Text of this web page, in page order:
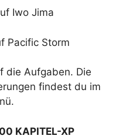
Iwo Jima
Pacific Storm
die Aufgaben. Die
findest du im
KAPITEL-XP